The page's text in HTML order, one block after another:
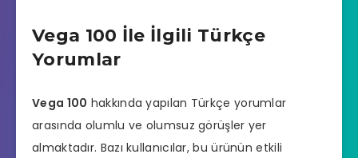
Vega 100 İle İlgili Türkçe
Yorumlar
Vega 100 hakkında yapılan Türkçe yorumlar
arasında olumlu ve olumsuz görüşler yer
almaktadır. Bazı kullanıcılar, bu ürünün etkili